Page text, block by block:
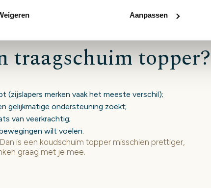
Aanpassen
traagschuim topper?
(zijslapers merken vaak het meeste verschil);
gelijkmatige ondersteuning zoekt;
van veerkrachtig;
wilt voelen.
is een koudschuim topper misschien prettiger,
graag met je mee.